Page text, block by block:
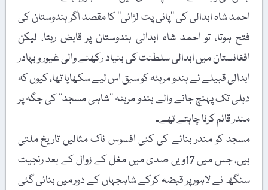
احمد شاہ ابدالی کی ’’پانی پت لڑائی‘‘ کا مقصد اگر ہندوستان کی
فتح ہوتا، تو احمد شاہ ابدالی ہندوستان پر قابض رہتا، لیکن
افغانستان میں ابدالی سلطنت کی بنیاد رکھنے والی غیور و بہادر
ابدالی قبیلے نے ہندو مرہٹہ کو سبق اس لیے سکھایا تھا، کیوں کہ
دہلی تک پہنچ جانے والے ہندو مرہٹہ ’’شاہی مسجد‘‘ کی جگہ پر
مندر قائم کرنا چاہتے تھے۔
مسجد کو مندر بنانے کی کئی افسوس ناک مثالیں تاریخ ملتی
ہیں، جس میں 17ویں صدی میں مغل کے زوال کے بعد رنجیت
سنگھ نے لاہور پر قبضہ کرکے شاہجہاں کے دور میں بنائی گئی